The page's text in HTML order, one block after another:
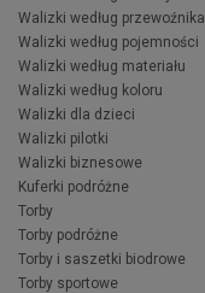
Walizki według przewoźnika
Walizki według pojemności
Walizki według materiału
Walizki według koloru
Walizki dla dzieci
Walizki pilotki
Walizki biznesowe
Kuferki podróżne
Torby
Torby podróżne
Torby i saszetki biodrowe
Torby sportowe